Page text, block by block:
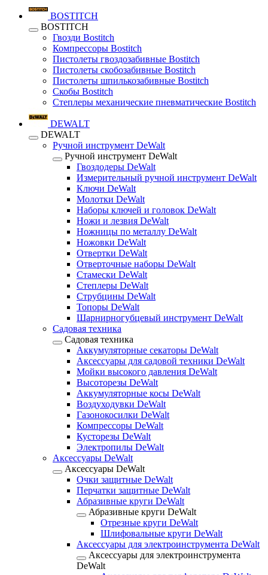
BOSTITCH
BOSTITCH
Гвозди Bostitch
Компрессоры Bostitch
Пистолеты гвоздозабивные Bostitch
Пистолеты скобозабивные Bostitch
Пистолеты шпилькозабивные Bostitch
Скобы Bostitch
Степлеры механические пневматические Bostitch
DEWALT
DEWALT
Ручной инструмент DeWalt
Ручной инструмент DeWalt
Гвоздодеры DeWalt
Измерительный ручной инструмент DeWalt
Ключи DeWalt
Молотки DeWalt
Наборы ключей и головок DeWalt
Ножи и лезвия DeWalt
Ножницы по металлу DeWalt
Ножовки DeWalt
Отвертки DeWalt
Отверточные наборы DeWalt
Стамески DeWalt
Степлеры DeWalt
Струбцины DeWalt
Топоры DeWalt
Шарнирногубцевый инструмент DeWalt
Садовая техника
Садовая техника
Аккумуляторные секаторы DeWalt
Аксессуары для садовой техники DeWalt
Мойки высокого давления DeWalt
Высоторезы DeWalt
Аккумуляторные косы DeWalt
Воздуходувки DeWalt
Газонокосилки DeWalt
Компрессоры DeWalt
Кусторезы DeWalt
Электропилы DeWalt
Аксессуары DeWalt
Аксессуары DeWalt
Очки защитные DeWalt
Перчатки защитные DeWalt
Абразивные круги DeWalt
Абразивные круги DeWalt
Отрезные круги DeWalt
Шлифовальные круги DeWalt
Аксессуары для электроинструмента DeWalt
Аксессуары для электроинструмента
DeWalt